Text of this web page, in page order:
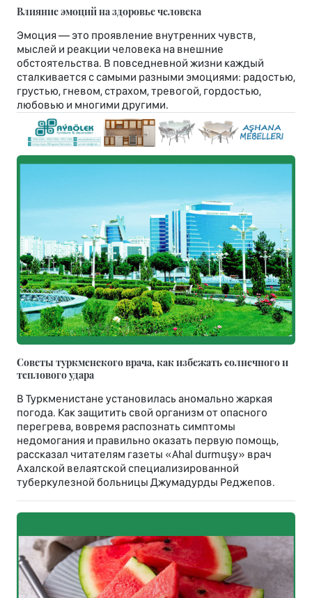
Влияние эмоций на здоровье человека
Эмоция — это проявление внутренних чувств,
мыслей и реакции человека на внешние
обстоятельства. В повседневной жизни каждый
сталкивается с самыми разными эмоциями: радостью,
грустью, гневом, страхом, тревогой, гордостью,
любовью и многими другими.
Советы туркменского врача, как избежать солнечного и
теплового удара
В Туркменистане установилась аномально жаркая
погода. Как защитить свой организм от опасного
перегрева, вовремя распознать симптомы
недомогания и правильно оказать первую помощь,
рассказал читателям газеты «Ahal durmuşy» врач
Ахалской велаятской специализированной
туберкулезной больницы Джумадурды Реджепов.